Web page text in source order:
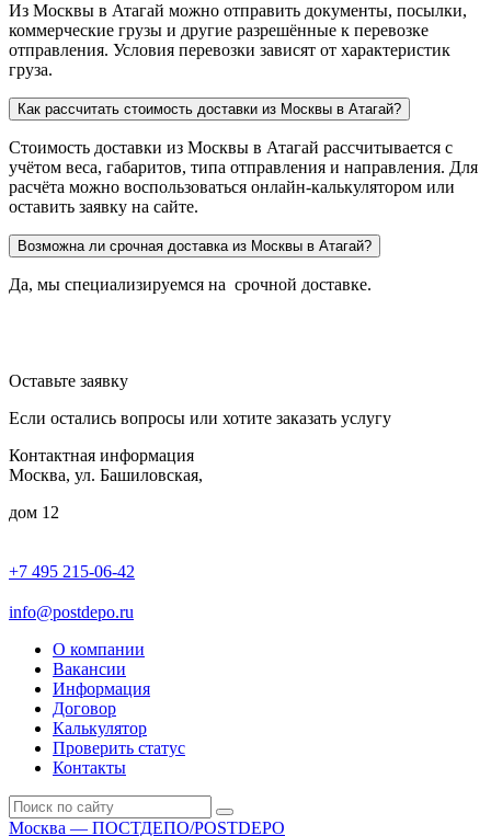
Из Москвы в Атагай можно отправить документы, посылки,
коммерческие грузы и другие разрешённые к перевозке
отправления. Условия перевозки зависят от характеристик
груза.
Как рассчитать стоимость доставки из Москвы в Атагай?
Стоимость доставки из Москвы в Атагай рассчитывается с
учётом веса, габаритов, типа отправления и направления. Для
расчёта можно воспользоваться онлайн-калькулятором или
оставить заявку на сайте.
Возможна ли срочная доставка из Москвы в Атагай?
Да, мы специализируемся на срочной доставке.
Оставьте заявку
Если остались вопросы или хотите заказать услугу
Контактная информация
Москва, ул. Башиловская,
дом 12
+7 495 215-06-42
info@postdepo.ru
О компании
Вакансии
Информация
Договор
Калькулятор
Проверить статус
Контакты
Москва — ПОСТДЕПО/POSTDEPO